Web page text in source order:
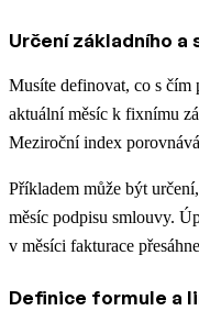
Určení základního a
Musíte definovat, co s čím
aktuální měsíc k fixnímu
Meziroční index
Příkladem může být
měsíc podpisu smlouvy.
v měsíci fakturace
Definice formule a